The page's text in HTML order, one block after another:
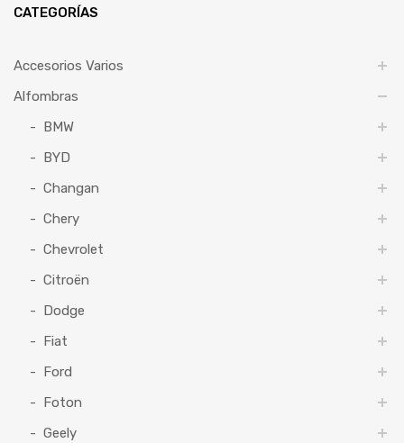
CATEGORÍAS
Accesorios Varios
Alfombras
BMW
BYD
Changan
Chery
Chevrolet
Citroën
Dodge
Fiat
Ford
Foton
Geely